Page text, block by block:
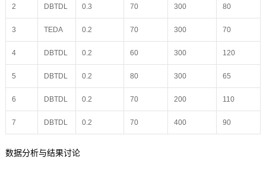
2 DBTDL 0.3 70 300 80
3 TEDA 0.2 70 300 70
4 DBTDL 0.2 60 300 120
5 DBTDL 0.2 80 300 65
6 DBTDL 0.2 70 200 110
7 DBTDL 0.2 70 400 90
数据分析与结果讨论